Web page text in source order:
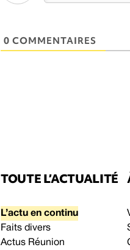
0 COMMENTAIRES
TOUTE L’ACTUALITÉ
L’actu en continu
Faits divers
Actus Réunion